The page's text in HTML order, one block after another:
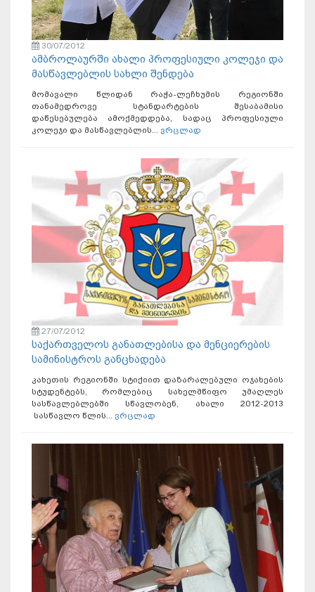
30/07/2012
ამბროლაურში ახალი პროფესიული კოლეჯი და
მასწავლებლის სახლი შენდება
მომავალი წლიდან რაჭა-ლეჩხუმის რეგიონში
თანამედროვე სტანდარტების შესაბამისი
დაწესებულება ამოქმედდება, სადაც პროფესიული
კოლეჯი და მასწავლებლის... ვრცლად
27/07/2012
საქართველოს განათლებისა და მენციერების
სამინისტროს განცხადება
კახეთის რეგიონში სტიქიით დაზარალებული ოჯახების
სტუდენტებს, რომლებიც სახელმწიფო უმაღლეს
სასწავლებლებში სწავლობენ, ახალი 2012-2013
სასწავლო წლის... ვრცლად